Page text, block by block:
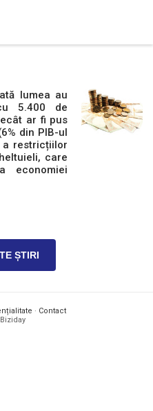
lumea au
5.400 de
ar fi pus
din PIB-ul
a restricțiilor
care
economiei
ȘTIRI
· Contact